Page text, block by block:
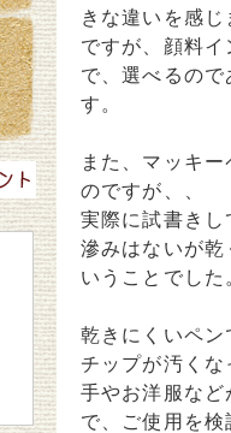
きな違いを感
ですが、顔料
で、選べるの
す。
また、マッキ
のですが、、
実際に試書き
滲みはないが
いうことでした
乾きにくいペ
チップが汚く
手やお洋服な
で、ご使用を